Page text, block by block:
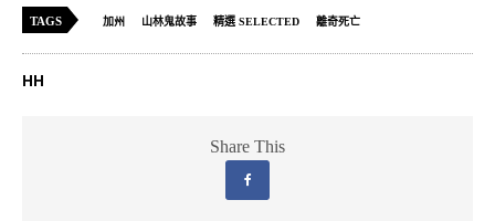
TAGS 加州 山林鬼故事 精選 SELECTED 離奇死亡
HH
Share This